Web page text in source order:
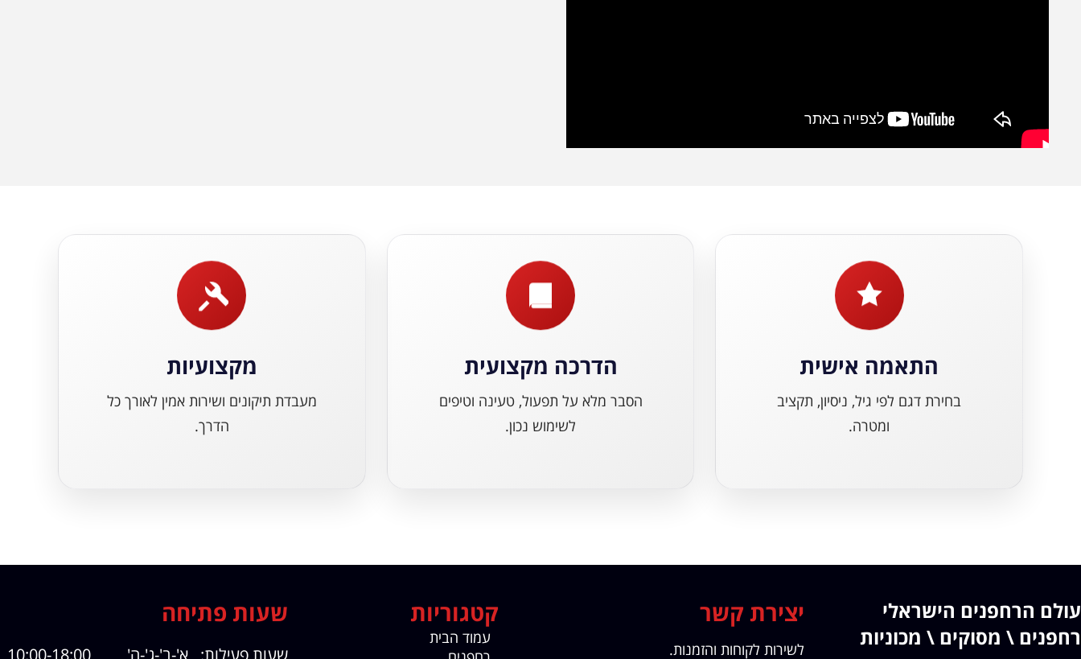
התאמה אישית
בחירת דגם לפי גיל, ניסיון, תקציב
ומטרה.
הדרכה מקצועית
הסבר מלא על תפעול, טעינה וטיפים
לשימוש נכון.
מקצועיות
מעבדת תיקונים ושירות אמין לאורך כל
הדרך.
עולם הרחפנים הישראלי
רחפנים \ מסוקים \ מכוניות
יצירת קשר
לשירות לקוחות והזמנות.
קטגוריות
עמוד הבית
שעות פתיחה